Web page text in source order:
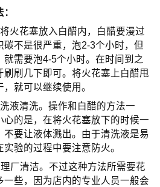
火花塞放入白醋内，白醋要漫过
碳不是很严重，泡2-3个小时，但
就需要泡4-5个小时。在时间到之
刷刷几下即可。将火花塞上白醋甩
就可以继续使用。
液清洗。操作和白醋的方法一
心的是，在将火花塞放下的时候一
不要让液体溅出。由于清洗液是易
验的过程中要注意防火。
厂清洁。不过这种方法所需要花
一些，因为店内的专业人员一般会